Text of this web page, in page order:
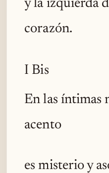
y la izquierda
corazón.
I Bis
En las íntimas
acento
es misterio y